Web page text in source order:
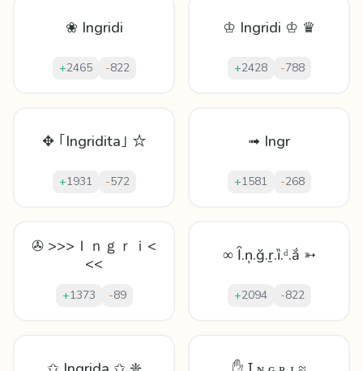
❀ Ingridi
+2465 -822
♔ Ingridi ♔ ♛
+2428 -788
✥ ｢Ingridita｣ ☆
+1931 -572
➟ Ingr
+1581 -268
✇ >>>Ｉｎｇｒｉ<
<<
+1373 -89
∞ Ȋ.ņ.ğ.ṟ.ȉ.ᵈ.ắ ➳
+2094 -822